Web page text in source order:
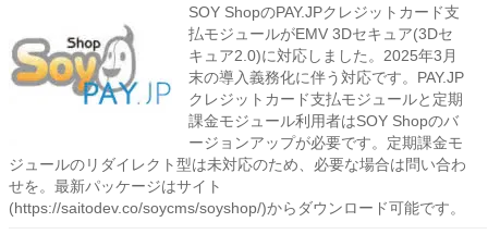
SOY ShopのPAY.JPクレジットカード支
払モジュールがEMV 3Dセキュア(3Dセ
キュア2.0)に対応しました。2025年3月
末の導入義務化に伴う対応です。PAY.JP
クレジットカード支払モジュールと定期
課金モジュール利用者はSOY Shopのバ
ージョンアップが必要です。定期課金モ
ジュールのリダイレクト型は未対応のため、必要な場合は問い合わ
せを。最新パッケージはサイト
(https://saitodev.co/soycms/soyshop/)からダウンロード可能です。